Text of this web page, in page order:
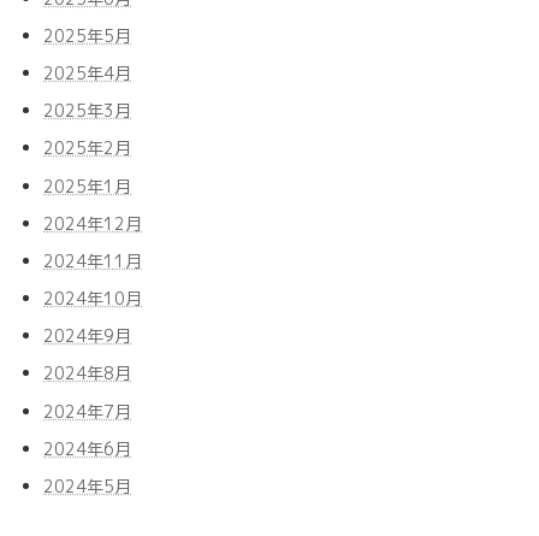
2025年5月
2025年4月
2025年3月
2025年2月
2025年1月
2024年12月
2024年11月
2024年10月
2024年9月
2024年8月
2024年7月
2024年6月
2024年5月